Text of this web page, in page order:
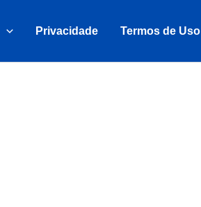
Privacidade Termos de Uso